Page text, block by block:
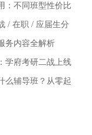
：不同班型性价比
/ 在职 / 应届生分
务内容全解析
学府考研二战上线
么辅导班？从零起